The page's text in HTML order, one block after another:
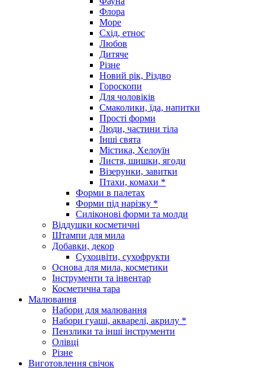
Флора
Море
Схід, етнос
Любов
Дитяче
Різне
Новий рік, Різдво
Гороскопи
Для чоловіків
Смаколики, їда, напитки
Прості форми
Люди, частини тіла
Інші свята
Містика, Хелоуїн
Листя, шишки, ягоди
Візерунки, завитки
Птахи, комахи *
Форми в палетах
Форми під нарізку *
Силіконові форми та молди
Віддушки косметичні
Штампи для мила
Добавки, декор
Сухоцвіти, сухофрукти
Основа для мила, косметики
Інструменти та інвентар
Косметична тара
Малювання
Набори для малювання
Набори гуаші, акварелі, акрилу *
Пензлики та інші інструменти
Олівці
Різне
Виготовлення свічок